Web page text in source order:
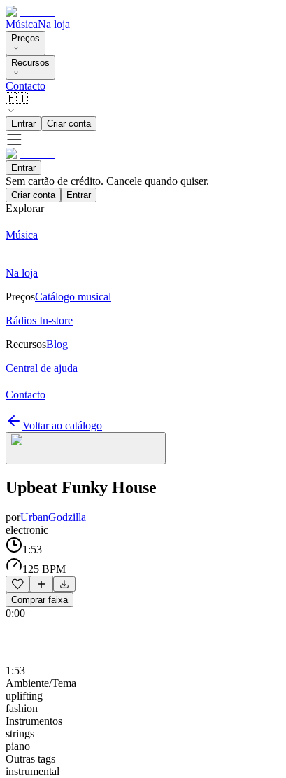
MúsicaNa loja
Preços
Recursos
Contacto
🇵🇹
Entrar Criar conta
Entrar
Sem cartão de crédito. Cancele quando quiser.
Criar conta Entrar
Explorar
Música
Na loja
PreçosCatálogo musical
Rádios In-store
RecursosBlog
Central de ajuda
Contacto
Voltar ao catálogo
Upbeat Funky House
porUrbanGodzilla
electronic
1:53
125 BPM
Comprar faixa
0:00
1:53
Ambiente/Tema
uplifting
fashion
Instrumentos
strings
piano
Outras tags
instrumental